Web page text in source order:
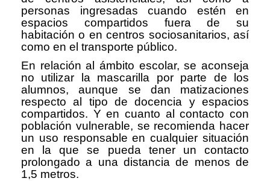
personas ingresadas cuando estén en
espacios compartidos fuera de su
habitación o en centros sociosanitarios, así
como en el transporte público.
En relación al ámbito escolar, se aconseja
no utilizar la mascarilla por parte de los
alumnos, aunque se dan matizaciones
respecto al tipo de docencia y espacios
compartidos. Y en cuanto al contacto con
población vulnerable, se recomienda hacer
un uso responsable en cualquier situación
en la que se pueda tener un contacto
prolongado a una distancia de menos de
1,5 metros.